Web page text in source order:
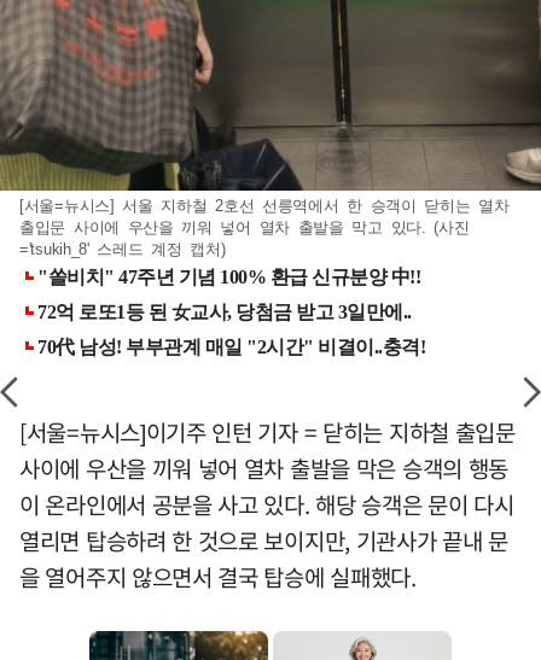
[서울=뉴시스] 서울 지하철 2호선 선릉역에서 한 승객이 닫히는 열차
출입문 사이에 우산을 끼워 넣어 열차 출발을 막고 있다. (사진
='tsukih_8' 스레드 계정 캡처)
[서울=뉴시스]이기주 인턴 기자 = 닫히는 지하철 출입문
사이에 우산을 끼워 넣어 열차 출발을 막은 승객의 행동
이 온라인에서 공분을 사고 있다. 해당 승객은 문이 다시
열리면 탑승하려 한 것으로 보이지만, 기관사가 끝내 문
을 열어주지 않으면서 결국 탑승에 실패했다.